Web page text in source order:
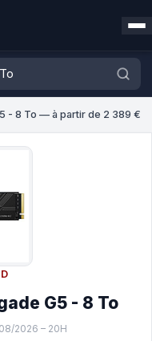
- 8 To — à partir de 2 389 €
G5 - 8 To
2026 – 20H